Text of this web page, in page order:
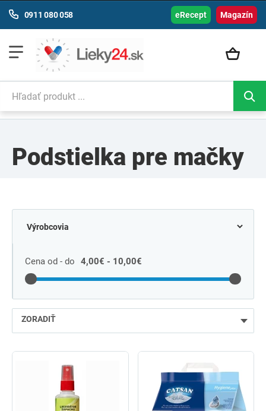
Magazín
0911 080 058 eRecept
Podstielka pre mačky
Cena od - do 4,00€ - 10,00€
ZORADIŤ
najpredávanejšie